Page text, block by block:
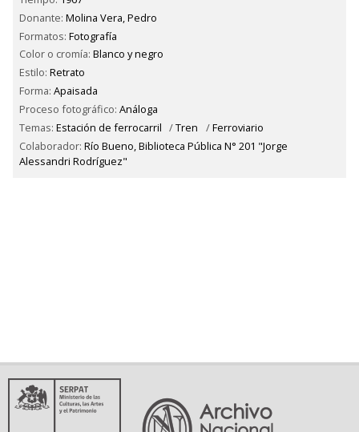
Donante: Molina Vera, Pedro
Formatos: Fotografía
Color o cromía: Blanco y negro
Estilo: Retrato
Forma: Apaisada
Proceso fotográfico: Análoga
Temas: Estación de ferrocarril /Tren /Ferroviario
Colaborador: Río Bueno, Biblioteca Pública N° 201 "Jorge
Alessandri Rodríguez"